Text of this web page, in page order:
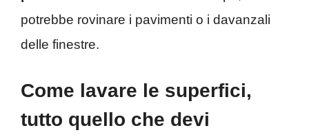
potrebbe rovinare i pavimenti o i davanzali
delle finestre.
Come lavare le superfici,
tutto quello che devi